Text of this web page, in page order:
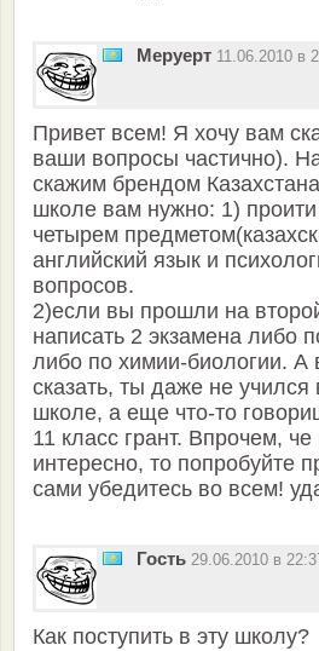
Меруерт 11.06.2010 в
Привет всем! Я хочу вам
ваши вопросы частично).
скажим брендом
школе вам нужно: 1)
четырем
английский язык и
вопросов.
2)если вы прошли на
написать 2 экзамена либо
либо по химии-биологии. А
сказать, ты даже не
школе, а еще что-то
11 класс грант. Впрочем, че
интересно, то попробуйте
сами убедитесь во всем!
Гость 29.06.2010 в
Как поступить в эту школу?